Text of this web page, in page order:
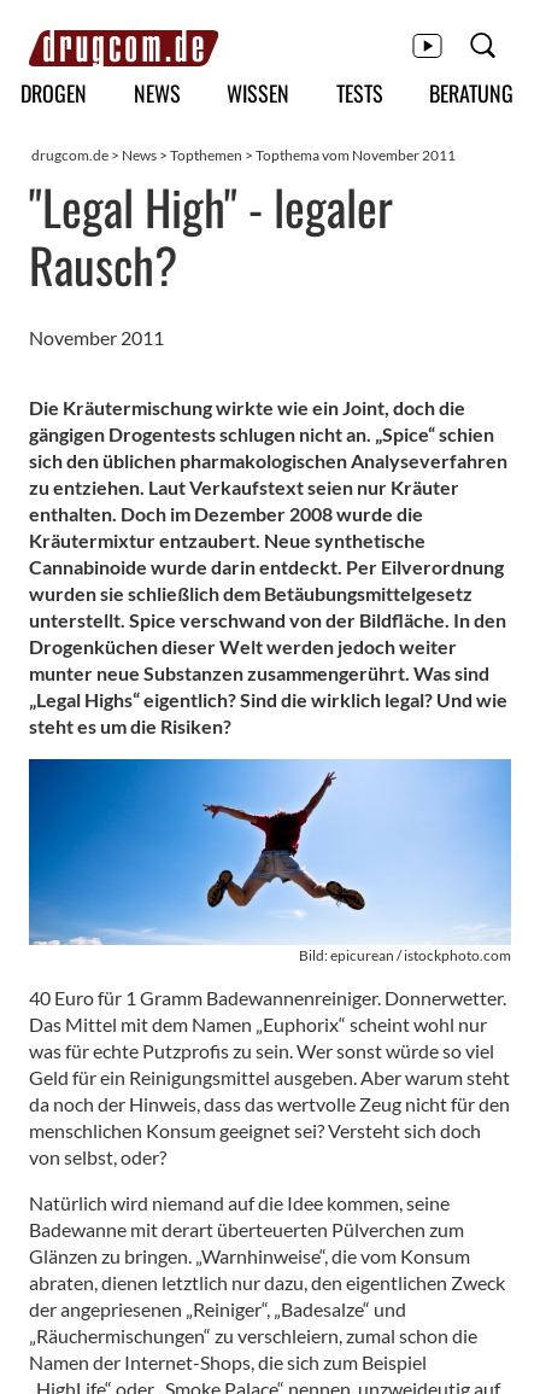
Hauptmenü
DROGEN NEWS WISSEN TESTS BERATUNG
drugcom.de > News > Topthemen > Topthema vom November 2011
"Legal High" - legaler
Rausch?
November 2011
Die Kräutermischung wirkte wie ein Joint, doch die
gängigen Drogentests schlugen nicht an. „Spice“ schien
sich den üblichen pharmakologischen Analyseverfahren
zu entziehen. Laut Verkaufstext seien nur Kräuter
enthalten. Doch im Dezember 2008 wurde die
Kräutermixtur entzaubert. Neue synthetische
Cannabinoide wurde darin entdeckt. Per Eilverordnung
wurden sie schließlich dem Betäubungsmittelgesetz
unterstellt. Spice verschwand von der Bildfläche. In den
Drogenküchen dieser Welt werden jedoch weiter
munter neue Substanzen zusammengerührt. Was sind
„Legal Highs“ eigentlich? Sind die wirklich legal? Und wie
steht es um die Risiken?
Bild: epicurean / istockphoto.com
40 Euro für 1 Gramm Badewannenreiniger. Donnerwetter.
Das Mittel mit dem Namen „Euphorix“ scheint wohl nur
was für echte Putzprofis zu sein. Wer sonst würde so viel
Geld für ein Reinigungsmittel ausgeben. Aber warum steht
da noch der Hinweis, dass das wertvolle Zeug nicht für den
menschlichen Konsum geeignet sei? Versteht sich doch
von selbst, oder?
Natürlich wird niemand auf die Idee kommen, seine
Badewanne mit derart überteuerten Pülverchen zum
Glänzen zu bringen. „Warnhinweise“, die vom Konsum
abraten, dienen letztlich nur dazu, den eigentlichen Zweck
der angepriesenen „Reiniger“, „Badesalze“ und
„Räuchermischungen“ zu verschleiern, zumal schon die
Namen der Internet-Shops, die sich zum Beispiel
„HighLife“ oder „Smoke Palace“ nennen, unzweideutig auf